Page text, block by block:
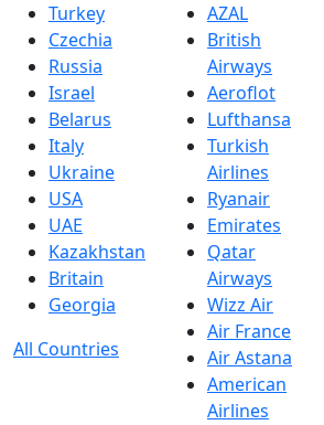
Turkey
Czechia
Russia
Israel
Belarus
Italy
Ukraine
USA
UAE
Kazakhstan
Britain
Georgia
All Countries
AZAL
British
Airways
Aeroflot
Lufthansa
Turkish
Airlines
Ryanair
Emirates
Qatar
Airways
Wizz Air
Air France
Air Astana
American
Airlines